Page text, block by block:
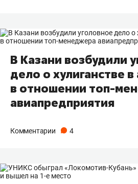
В Казани возбудили
дело о хулиганстве
в отношении топ-
авиапредприятия
Комментарии 4